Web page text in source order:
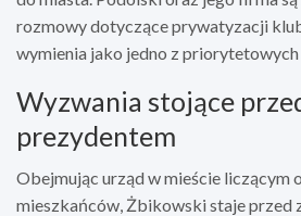
rozmowy dotyczące prywatyzacji
wymienia jako jedno z priorytetowych
Wyzwania stojące
prezydentem
Obejmując urząd w mieście liczącym
mieszkańców, Żbikowski staje przed